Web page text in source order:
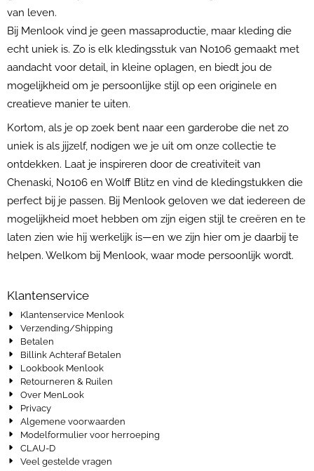
van leven.
Bij Menlook vind je geen massaproductie, maar kleding die
echt uniek is. Zo is elk kledingsstuk van No106 gemaakt met
aandacht voor detail, in kleine oplagen, en biedt jou de
mogelijkheid om je persoonlijke stijl op een originele en
creatieve manier te uiten.
Kortom, als je op zoek bent naar een garderobe die net zo
uniek is als jijzelf, nodigen we je uit om onze collectie te
ontdekken. Laat je inspireren door de creativiteit van
Chenaski, No106 en Wolff Blitz en vind de kledingstukken die
perfect bij je passen. Bij Menlook geloven we dat iedereen de
mogelijkheid moet hebben om zijn eigen stijl te creëren en te
laten zien wie hij werkelijk is—en we zijn hier om je daarbij te
helpen. Welkom bij Menlook, waar mode persoonlijk wordt.
Klantenservice
Klantenservice Menlook
Verzending/Shipping
Betalen
Billink Achteraf Betalen
Lookbook Menlook
Retourneren & Ruilen
Over MenLook
Privacy
Algemene voorwaarden
Modelformulier voor herroeping
CLAU-D
Veel gestelde vragen